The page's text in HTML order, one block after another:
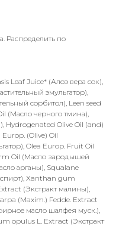
Распределить по
Leaf Juice* (Алоэ вера сок),
эмульгатор),
сорбитол), Leen seed
(Масло черного тмина),
Hydrogenated Olive Oil (and)
(Olive) Oil
Olea Europ. Fruit Oil
Oil (Масло зародышей
арганы), Squalane
Xanthan gum
(Экстракт малины),
(Maxim.) Fedde. Extract
масло шалфея муск.),
opulus L. Extract (Экстракт